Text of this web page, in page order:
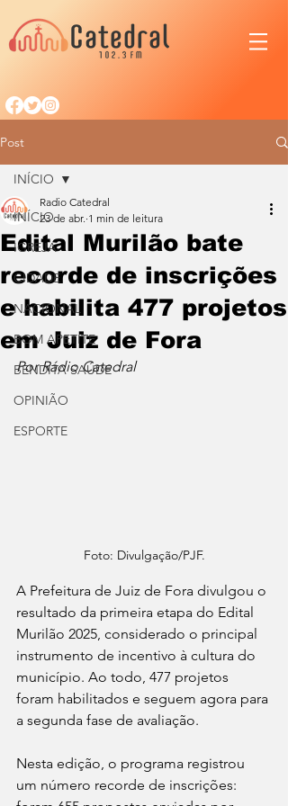
Post
INÍCIO
IGREJA
CIDADE
NACIONAL
BOM APETITE
BENDITA SAÚDE
OPINIÃO
ESPORTE
INÍCIO
Edital Murilão bate
recorde de inscrições
e habilita 477 projetos
em Juiz de Fora
Radio Catedral
23 de abr. 1 min de leitura
Por Rádio Catedral
Foto: Divulgação/PJF.
A Prefeitura de Juiz de Fora divulgou o
resultado da primeira etapa do Edital
Murilão 2025, considerado o principal
instrumento de incentivo à cultura do
município. Ao todo, 477 projetos
foram habilitados e seguem agora para
a segunda fase de avaliação.
Nesta edição, o programa registrou
um número recorde de inscrições: